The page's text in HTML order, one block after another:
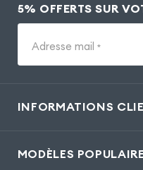
5% OFFERTS SUR
Adresse mail *
INFORMATIONS
MODÈLES